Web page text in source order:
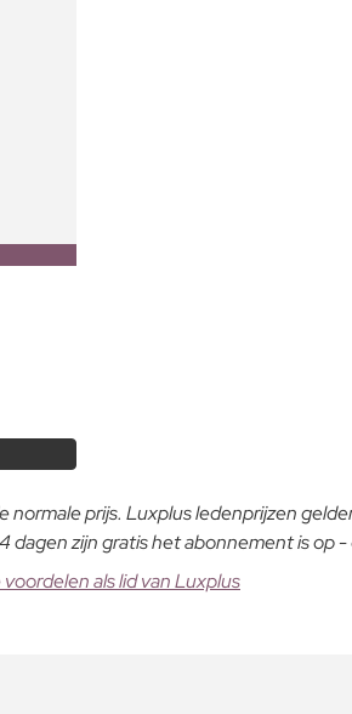
prijs. Luxplus ledenprijzen
zijn gratis het abonnement is op
voordelen als lid van Luxplus